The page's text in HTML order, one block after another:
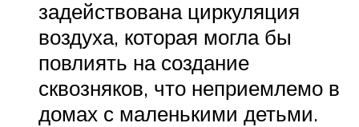
задействована циркуляция
воздуха, которая могла бы
повлиять на создание
сквозняков, что неприемлемо в
домах с маленькими детьми.